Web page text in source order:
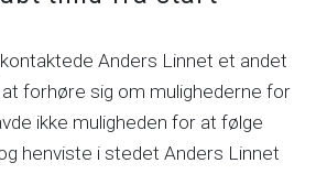
Anders Linnet et andet
at forhøre sig om mulighederne for
ikke muligheden for at følge
henviste i stedet Anders Linnet